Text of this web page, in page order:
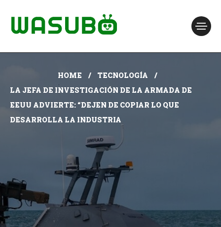
HOME
TECNOLOGÍA
LA JEFA DE INVESTIGACIÓN DE LA ARMADA DE
EEUU ADVIERTE: “DEJEN DE COPIAR LO QUE
DESARROLLA LA INDUSTRIA